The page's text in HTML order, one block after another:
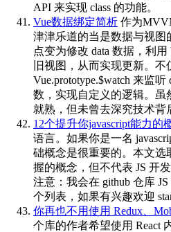
API 来实现 class 的功能。
Vue数据绑定简析 作为
津津乐道的当是数据与视
点变为修改 data 数据，利
旧视图，从而实现更新。
Vue.prototype.$watch 来监
数，实现自定义的逻辑。虽
就熟，但未曾去深究技术
12个提升你javascript能力的
语言。如果你是一名
础概念是很重要的。本文选
握的概念，但不代表 JS 开
注意：我会在 github 仓库
个列表，如果有兴趣欢迎
你再也不用使用 Redux、
个库的作者希望使用 React